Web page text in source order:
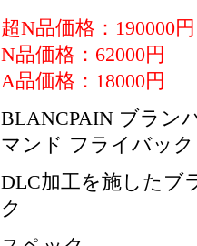
超N品価格：190000円
N品価格：62000円
A品価格：18000円
BLANCPAIN ブラン
マンド フライバック
DLC加工を施した
ク